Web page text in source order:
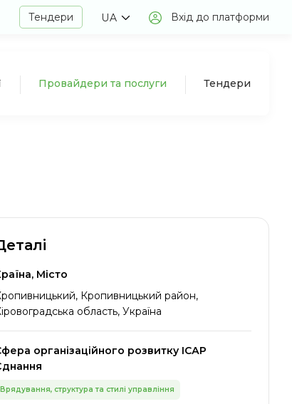
Тендери UA Вхід до платформи
Провайдери та послуги Тендери
Місто
Кропивницький район,
область, Україна
організаційного розвитку ІСАР
Врядування, структура та стилі управління